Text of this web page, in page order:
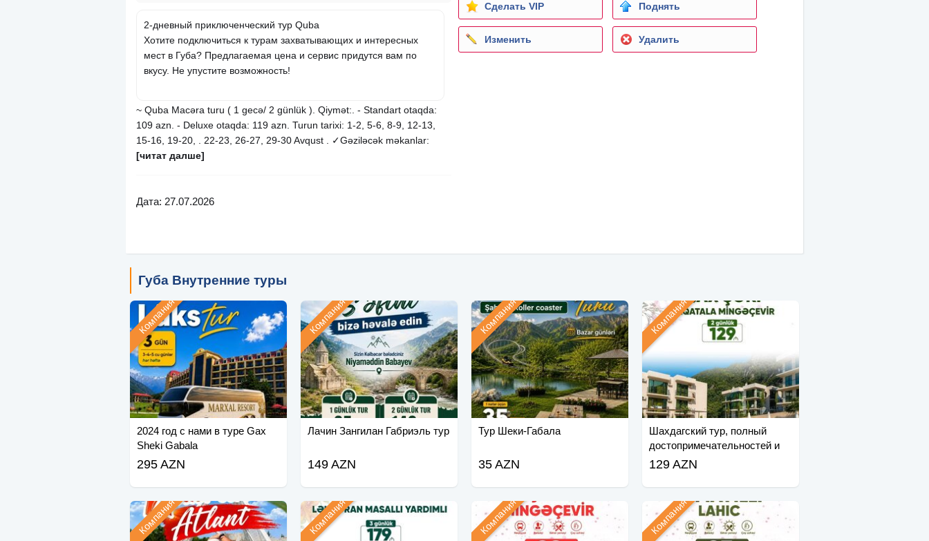
2-дневный приключенческий тур Quba
Хотите подключиться к турам захватывающих и интересных
мест в Губа? Предлагаемая цена и сервис придутся вам по
вкусу. Не упустите возможность!
~ Quba Macəra turu ( 1 gecə/ 2 günlük ). Qiymət:. - Standart otaqda:
109 azn. - Deluxe otaqda: 119 azn. Turun tarixi: 1-2, 5-6, 8-9, 12-13,
15-16, 19-20, . 22-23, 26-27, 29-30 Avqust . ✓Gəziləcək məkanlar:
[читат далше]
Дата: 27.07.2026
Сделать VIP Поднять
Изменить Удалить
Губа Внутренние туры
2024 год с нами в туре Gax
Sheki Gabala
Компания
295 AZN
Лачин Зангилан Габриэль тур
Компания
149 AZN
Тур Шеки-Габала
Компания
35 AZN
Шахдагский тур, полный
достопримечательностей и
развлечений
Компания
129 AZN
Компания Компания Компания Компания